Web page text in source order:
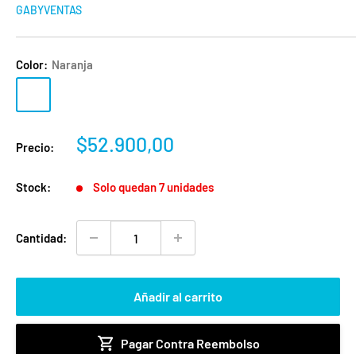
GABYVENTAS
Color: Naranja
Precio:
Precio
venta
$52.900,00
Stock: Solo quedan 7 unidades
Cantidad:
Añadir al carrito
Pagar Contra Reembolso